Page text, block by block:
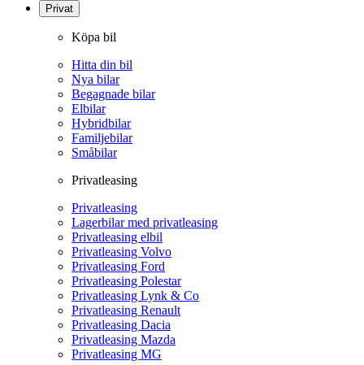
Privat
Köpa bil
Hitta din bil
Nya bilar
Begagnade bilar
Elbilar
Hybridbilar
Familjebilar
Småbilar
Privatleasing
Privatleasing
Lagerbilar med privatleasing
Privatleasing elbil
Privatleasing Volvo
Privatleasing Ford
Privatleasing Polestar
Privatleasing Lynk & Co
Privatleasing Renault
Privatleasing Dacia
Privatleasing Mazda
Privatleasing MG